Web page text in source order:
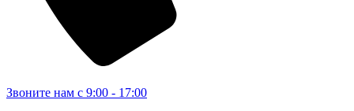
Звоните нам с 9:00 - 17:00